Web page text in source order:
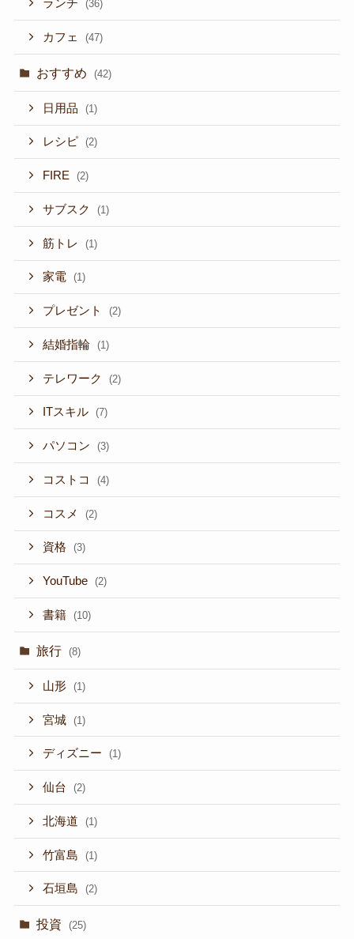
ランチ (36)
カフェ (47)
おすすめ (42)
日用品 (1)
レシピ (2)
FIRE (2)
サブスク (1)
筋トレ (1)
家電 (1)
プレゼント (2)
結婚指輪 (1)
テレワーク (2)
ITスキル (7)
パソコン (3)
コストコ (4)
コスメ (2)
資格 (3)
YouTube (2)
書籍 (10)
旅行 (8)
山形 (1)
宮城 (1)
ディズニー (1)
仙台 (2)
北海道 (1)
竹富島 (1)
石垣島 (2)
投資 (25)